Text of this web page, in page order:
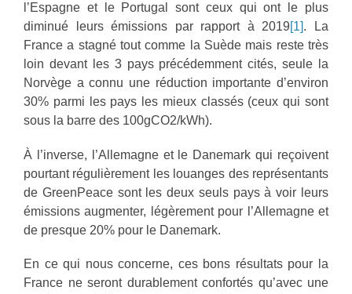
l’Espagne et le Portugal sont ceux qui ont le plus
diminué leurs émissions par rapport à 2019[1]. La
France a stagné tout comme la Suède mais reste très
loin devant les 3 pays précédemment cités, seule la
Norvège a connu une réduction importante d’environ
30% parmi les pays les mieux classés (ceux qui sont
sous la barre des 100gCO2/kWh).
À l’inverse, l’Allemagne et le Danemark qui reçoivent
pourtant régulièrement les louanges des représentants
de GreenPeace sont les deux seuls pays à voir leurs
émissions augmenter, légèrement pour l’Allemagne et
de presque 20% pour le Danemark.
En ce qui nous concerne, ces bons résultats pour la
France ne seront durablement confortés qu’avec une